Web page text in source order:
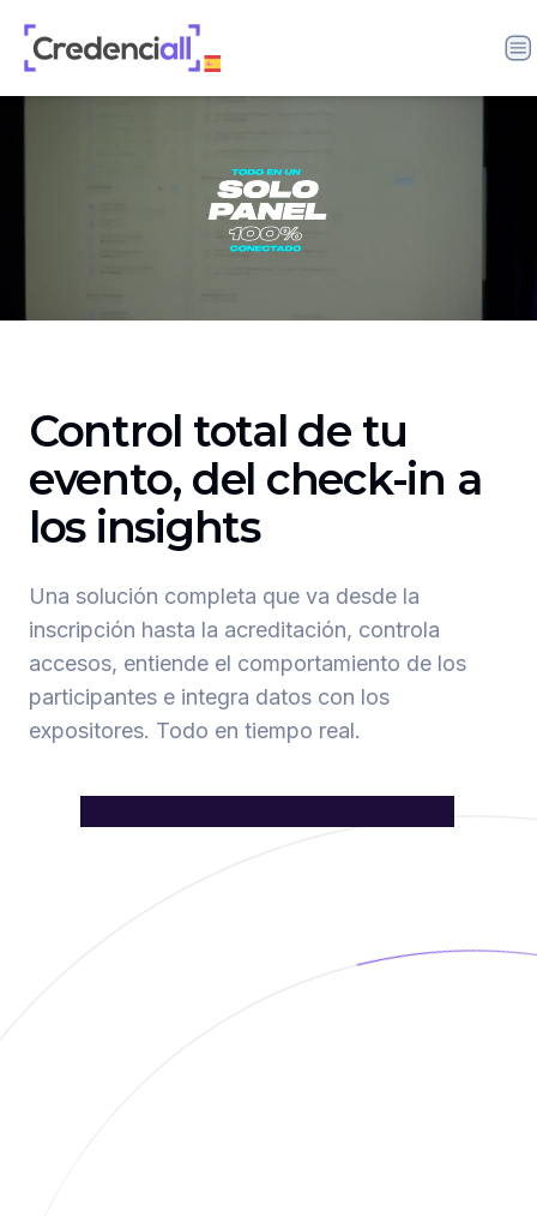
Credenciall
Control total de tu
evento, del check-in a
los insights
Una solución completa que va desde la
inscripción hasta la acreditación, controla
accesos, entiende el comportamiento de los
participantes e integra datos con los
expositores. Todo en tiempo real.
30+ módulos integrados conectando
todo tu evento de inicio a fin
Deja de perder tiempo con